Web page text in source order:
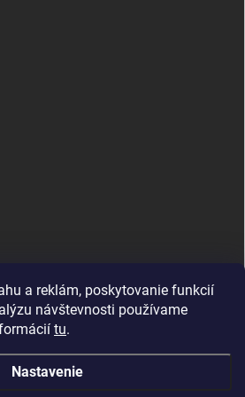
a reklám, poskytovanie funkcií
návštevnosti používame
tu.
Nastavenie